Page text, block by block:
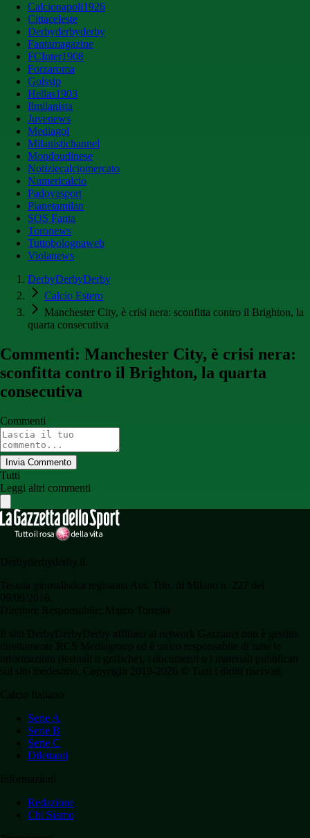
Calcionapoli1926
Cittaceleste
Derbyderbyderby
Fantamagazine
FCInter1908
Forzaroma
Golssip
Hellas1903
Ilmilanista
Juvenews
Mediagol
Milanistichannel
Mondoudinese
Notiziecalciomercato
Numericalcio
Padovasport
Pianetamilan
SOS Fanta
Toronews
Tuttobolognaweb
Violanews
DerbyDerbyDerby
Calcio Estero
Manchester City, è crisi nera: sconfitta contro il Brighton, la
quarta consecutiva
Commenti: Manchester City, è crisi nera:
sconfitta contro il Brighton, la quarta
consecutiva
Commenti
Invia Commento
Tutti
Leggi altri commenti
Serie A
Serie B
Serie C
Dilettanti
Redazione
Chi Siamo